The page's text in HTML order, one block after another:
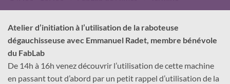
Atelier d’initiation à l’utilisation de la raboteuse
dégauchisseuse avec Emmanuel Radet, membre bénévole
du FabLab
De 14h à 16h venez découvrir l’utilisation de cette machine
en passant tout d’abord par un petit rappel d’utilisation de la